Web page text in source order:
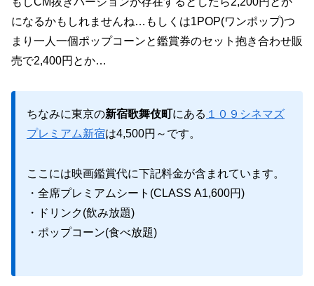
になるかもしれませんね…もしくは1POP(ワンポップ)つ
まり一人一個ポップコーンと鑑賞券のセット抱き合わせ販
売で2,400円とか…
ちなみに東京の新宿歌舞伎町にある １０９シネマズ
プレミアム新宿は4,500円～です。
ここには映画鑑賞代に下記料金が含まれています。
・全席プレミアムシート(CLASS A1,600円)
・ドリンク(飲み放題)
・ポップコーン(食べ放題)